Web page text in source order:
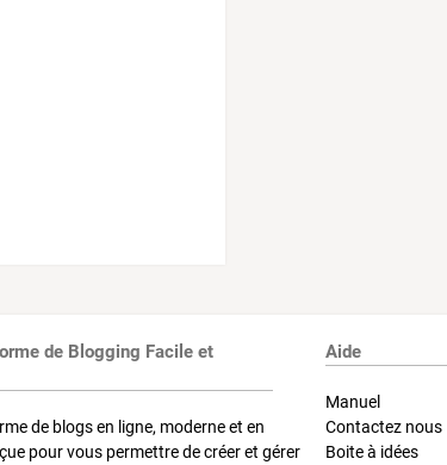
de Blogging Facile et
de blogs en ligne, moderne et en
pour vous permettre de créer et gérer
Aide
Manuel
Contactez nous
Boite à idées